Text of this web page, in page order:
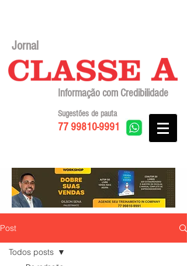
Jornal
Informação com Credibilidade
77 99810-9991
Sugestões de pauta
Post
Todos posts